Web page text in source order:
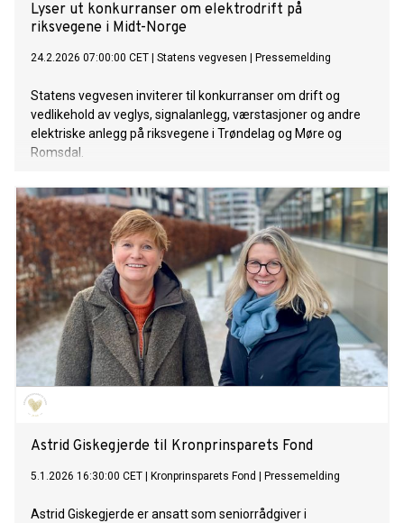
Lyser ut konkurranser om elektrodrift på
riksvegene i Midt-Norge
24.2.2026 07:00:00 CET Statens vegvesen Pressemelding
Statens vegvesen inviterer til konkurranser om drift og
vedlikehold av veglys, signalanlegg, værstasjoner og andre
elektriske anlegg på riksvegene i Trøndelag og Møre og
Romsdal.
Astrid Giskegjerde til Kronprinsparets Fond
5.1.2026 16:30:00 CET Kronprinsparets Fond Pressemelding
Astrid Giskegjerde er ansatt som seniorrådgiver i